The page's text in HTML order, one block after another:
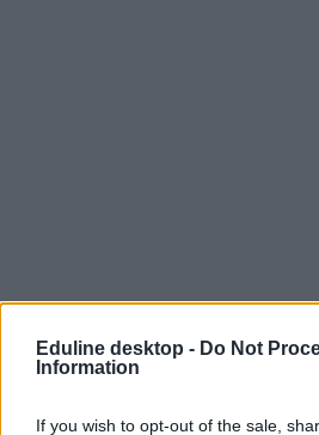
Eduline desktop - Do Not
Information
If you wish to opt-out of the sale,
Az MCC vezetése cáfolta
sincs a tehetséggondozó
vezetése, miután a korábbi kuratóriumi